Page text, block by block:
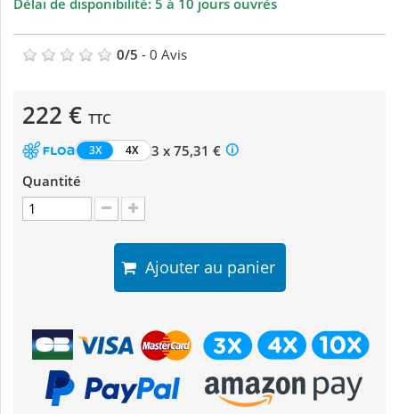
Délai de disponibilité: 5 à 10 jours ouvrés
0/5 - 0 Avis
222 € TTC
3X 4X
3 x 75,31 €
Quantité
Ajouter au panier